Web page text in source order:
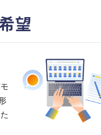
望